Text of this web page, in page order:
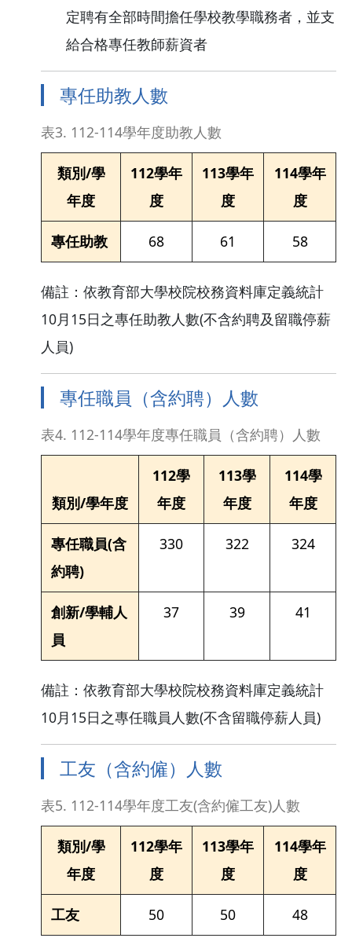
定聘有全部時間擔任學校教學職務者，並支
給合格專任教師薪資者
專任助教人數
表3. 112-114學年度助教人數
類別/學
年度
112學年
度
113學年
度
114學年
度
專任助教 68 61 58
備註：依教育部大學校院校務資料庫定義統計
10月15日之專任助教人數(不含約聘及留職停薪
人員)
專任職員（含約聘）人數
表4. 112-114學年度專任職員（含約聘）人數
類別/學年度
112學
年度
113學
年度
114學
年度
專任職員(含
約聘)
330 322 324
創新/學輔人
員
37 39 41
備註：依教育部大學校院校務資料庫定義統計
10月15日之專任職員人數(不含留職停薪人員)
工友（含約僱）人數
表5. 112-114學年度工友(含約僱工友)人數
類別/學
年度
112學年
度
113學年
度
114學年
度
工友 50 50 48